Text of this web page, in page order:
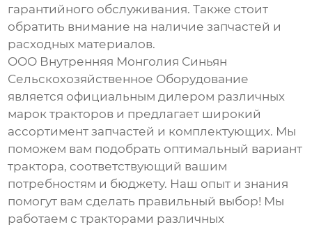
гарантийного обслуживания. Также стоит
обратить внимание на наличие запчастей и
расходных материалов.
ООО Внутренняя Монголия Синьян
Сельскохозяйственное Оборудование
является официальным дилером различных
марок тракторов и предлагает широкий
ассортимент запчастей и комплектующих. Мы
поможем вам подобрать оптимальный вариант
трактора, соответствующий вашим
потребностям и бюджету. Наш опыт и знания
помогут вам сделать правильный выбор! Мы
работаем с тракторами различных